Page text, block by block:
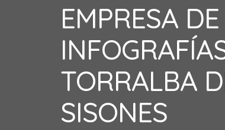
EMPRESA DE
TORRALBA
SISONES